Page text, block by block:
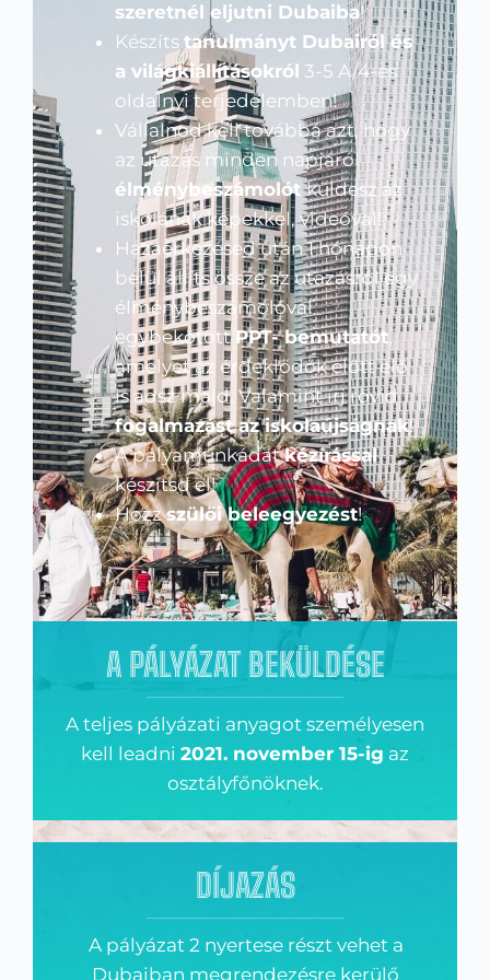
szeretnél eljutni Dubaiba!
Készíts tanulmányt Dubairól és
a világkiállításokról 3-5 A/4-es
oldalnyi terjedelemben!
Vállalnod kell továbbá azt, hogy
az utazás minden napjáról
élménybeszámolótküldesz az
iskolának képekkel, videóval!
Hazaérkezésed után 1 hónapon
belül állíts össze az utazásról egy
élménybeszámolóval
egybekötött PPT- bemutatót,
amelyet az érdeklődők előtt elő
is adsz majd. Valamint írj rövid
fogalmazást az iskolaújságnak!
A pályamunkádatkézírással
készítsd el!
Hozzszülői beleegyezést!
A PÁLYÁZAT BEKÜLDÉSE
A teljes pályázati anyagot személyesen
kell leadni 2021. november 15-ig az
osztályfőnöknek.
DÍJAZÁS
A pályázat 2 nyertese részt vehet a
Dubaiban megrendezésre kerülő